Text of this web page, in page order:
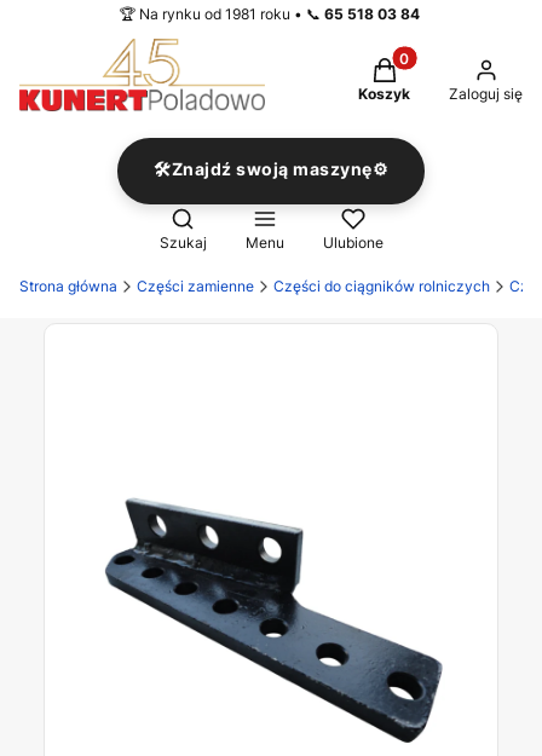
🏆 Na rynku od 1981 roku • 📞 65 518 03 84
Produkty w
Koszyk Zaloguj się
🛠️Znajdź swoją maszynę⚙️
Otwórz wyszukiwarkę
Szukaj Menu Ulubione
Strona główna Części zamienne Części do ciągników rolniczych